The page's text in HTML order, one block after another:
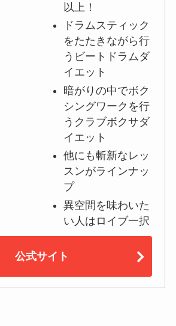
以上！
ドラムスティック
をたたきながら行
うビートドラムダ
イエット
暗がりの中でボク
シングワークを行
うクラブボクサダ
イエット
他にも斬新なレッ
スンがラインナッ
プ
異空間を味わいた
い人はロイブ一択
公式サイト